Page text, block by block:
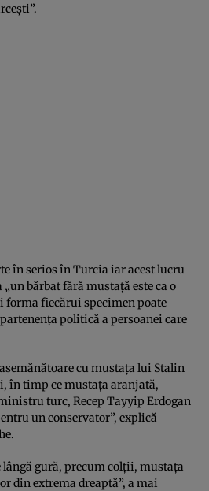
în serios în Turcia iar acest lucru
bărbat fără mustaţă este ca o
forma fiecărui specimen poate
politică a persoanei care
asemănătoare cu mustaţa lui Stalin
în timp ce mustaţa aranjată,
turc, Recep Tayyip Erdogan
un conservator”, explică
lângă gură, precum colţii, mustaţa
din extrema dreaptă”, a mai